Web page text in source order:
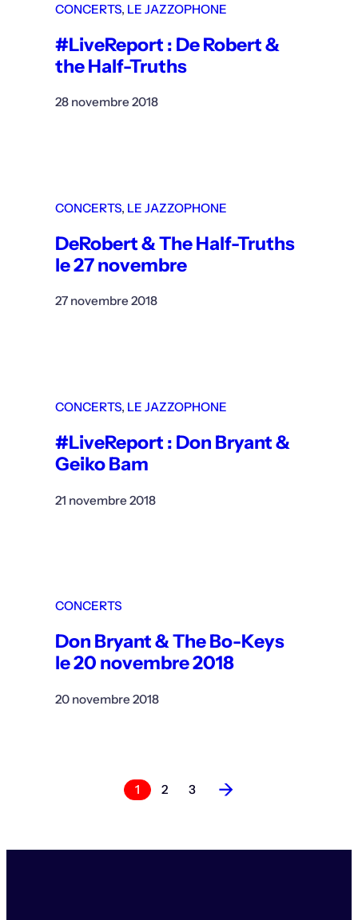
CONCERTS, LE JAZZOPHONE
#LiveReport : De Robert &
the Half-Truths
28 novembre 2018
CONCERTS, LE JAZZOPHONE
DeRobert & The Half-Truths
le 27 novembre
27 novembre 2018
CONCERTS, LE JAZZOPHONE
#LiveReport : Don Bryant &
Geiko Bam
21 novembre 2018
CONCERTS
Don Bryant & The Bo-Keys
le 20 novembre 2018
20 novembre 2018
1 2 3 →